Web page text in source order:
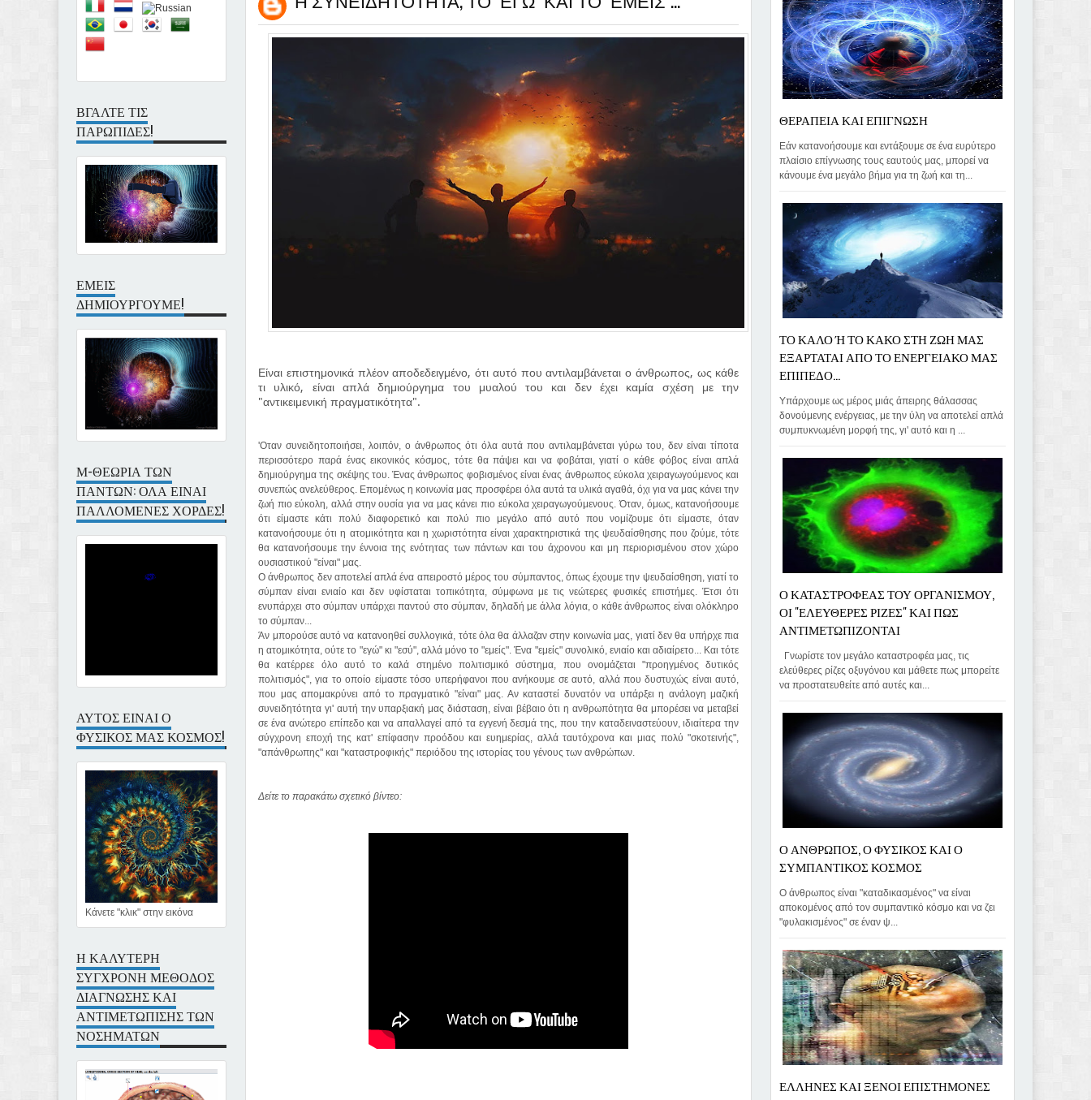
Είναι επιστημονικά πλέον αποδεδειγμένο, ότι αυτό που αντιλαμβάνεται ο άνθρωπος, ως κάθε
τι υλικό, είναι απλά δημιούργημα του μυαλού του και δεν έχει καμία σχέση με την
"αντικειμενική πραγματικότητα".
'Οταν συνειδητοποιήσει, λοιπόν, ο άνθρωπος ότι όλα αυτά που αντιλαμβάνεται γύρω του, δεν είναι τίποτα
περισσότερο παρά ένας εικονικός κόσμος, τότε θα πάψει και να φοβάται, γιατί ο κάθε φόβος είναι απλά
δημιούργημα της σκέψης του. Ένας άνθρωπος φοβισμένος είναι ένας άνθρωπος εύκολα χειραγωγούμενος και
συνεπώς ανελεύθερος. Επομένως η κοινωνία μας προσφέρει όλα αυτά τα υλικά αγαθά, όχι για να μας κάνει την
ζωή πιο εύκολη, αλλά στην ουσία για να μας κάνει πιο εύκολα χειραγωγούμενους.Όταν, όμως, κατανοήσουμε
ότι είμαστε κάτι πολύ διαφορετικό και πολύ πιο μεγάλο από αυτό που νομίζουμε ότι είμαστε, όταν
κατανοήσουμε ότι η ατομικότητα και η χωριστότητα είναι χαρακτηριστικά της ψευδαίσθησης που ζούμε, τότε
θα κατανοήσουμε την έννοια της ενότητας των πάντων και του άχρονου και μη περιορισμένου στον χώρο
ουσιαστικού "είναι" μας.
Ο άνθρωπος δεν αποτελεί απλά ένα απειροστό μέρος του σύμπαντος, όπως έχουμε την ψευδαίσθηση, γιατί το
σύμπαν είναι ενιαίο και δεν υφίσταται τοπικότητα, σύμφωνα με τις νεώτερες φυσικές επιστήμες. Έτσι ότι
ενυπάρχει στο σύμπαν υπάρχει παντού στο σύμπαν, δηλαδή με άλλα λόγια, ο κάθε άνθρωπος είναι ολόκληρο
το σύμπαν...
Άν μπορούσε αυτό να κατανοηθεί συλλογικά, τότε όλα θα άλλαζαν στην κοινωνία μας, γιατί δεν θα υπήρχε πια
η ατομικότητα, ούτε το "εγώ" κι "εσύ", αλλά μόνο το "εμείς". Ένα "εμείς" συνολικό, ενιαίο και αδιαίρετο... Καιτότε
θα κατέρρεε όλο αυτό το καλά στημένο πολιτισμικό σύστημα, που ονομάζεται "προηγμένος δυτικός
πολιτισμός", για το οποίο είμαστε τόσο υπερήφανοι που ανήκουμε σε αυτό, αλλά που δυστυχώς είναι αυτό,
που μας απομακρύνει από το πραγματικό "είναι" μας. Αν καταστεί δυνατόν να υπάρξει η ανάλογη μαζική
συνειδητότητα γι' αυτή την υπαρξιακή μας διάσταση, είναι βέβαιο ότι η ανθρωπότητα θα μπορέσει να μεταβεί
σε ένα ανώτερο επίπεδο και να απαλλαγεί από τα εγγενή δεσμά της, που την καταδειναστεύουν, ιδιαίτερα την
σύγχρονη εποχή της κατ' επίφασην προόδου και ευημερίας, αλλά ταυτόχρονα και μιας πολύ "σκοτεινής",
"απάνθρωπης" και "καταστροφικής" περιόδου της ιστορίας του γένους των ανθρώπων.
Δείτε το παρακάτω σχετικό βίντεο:
ΒΓΑΛΤΕ ΤΙΣ
ΠΑΡΩΠΙΔΕΣ!
ΕΜΕΙΣ
ΔΗΜΙΟΥΡΓΟΥΜΕ!
Μ-ΘΕΩΡΙΑ ΤΩΝ
ΠΑΝΤΩΝ: ΟΛΑ ΕΙΝΑΙ
ΠΑΛΛΟΜΕΝΕΣ ΧΟΡΔΕΣ!
ΑΥΤΟΣ ΕΙΝΑΙ Ο
ΦΥΣΙΚΟΣ ΜΑΣ ΚΟΣΜΟΣ!
Κάνετε "κλικ" στην εικόνα
Η ΚΑΛΥΤΕΡΗ
ΣΥΓΧΡΟΝΗ ΜΕΘΟΔΟΣ
ΔΙΑΓΝΩΣΗΣ ΚΑΙ
ΑΝΤΙΜΕΤΩΠΙΣΗΣ ΤΩΝ
ΝΟΣΗΜΑΤΩΝ
ΘΕΡΑΠΕΙΑ ΚΑΙ ΕΠΙΓΝΩΣΗ
Εάν κατανοήσουμε και εντάξουμε σε ένα ευρύτερο
πλαίσιο επίγνωσης τους εαυτούς μας, μπορεί να
κάνουμε ένα μεγάλο βήμα για τη ζωή και τη...
ΤΟ ΚΑΛΟ Ή ΤΟ ΚΑΚΟ ΣΤΗ ΖΩΗ ΜΑΣ
ΕΞΑΡΤΑΤΑΙ ΑΠΟ ΤΟ ΕΝΕΡΓΕΙΑΚΟ ΜΑΣ
ΕΠΙΠΕΔΟ...
Υπάρχουμε ως μέρος μιάς άπειρης θάλασσας
δονούμενης ενέργειας, με την ύλη να αποτελεί απλά
συμπυκνωμένη μορφή της, γι' αυτό και η ...
Ο ΚΑΤΑΣΤΡΟΦΕΑΣ ΤΟΥ ΟΡΓΑΝΙΣΜΟΥ,
ΟΙ "ΕΛΕΥΘΕΡΕΣ ΡΙΖΕΣ" ΚΑΙ ΠΩΣ
ΑΝΤΙΜΕΤΩΠΙΖΟΝΤΑΙ
Γνωρίστε τον μεγάλο καταστροφέα μας, τις
ελεύθερες ρίζες οξυγόνου και μάθετε πως μπορείτε
να προστατευθείτε από αυτές και...
Ο ΑΝΘΡΩΠΟΣ, Ο ΦΥΣΙΚΟΣ ΚΑΙ Ο
ΣΥΜΠΑΝΤΙΚΟΣ ΚΟΣΜΟΣ
Ο άνθρωπος είναι "καταδικασμένος" να είναι
αποκομένος από τον συμπαντικό κόσμο και να ζει
"φυλακισμένος" σε έναν ψ...
ΕΛΛΗΝΕΣ ΚΑΙ ΞΕΝΟΙ ΕΠΙΣΤΗΜΟΝΕΣ